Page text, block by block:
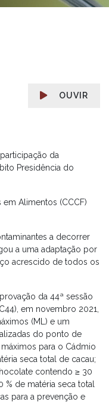
OUVIR
da
Presidência do
Alimentos (CCCF)
a decorrer
a uma adaptação por
acrescido de todos os
da 44ª sessão
em novembro 2021,
(ML) e um
do ponto de
para o Cádmio
seca total de cacau;
contendo ≥ 30
% de matéria seca total
para a prevenção e